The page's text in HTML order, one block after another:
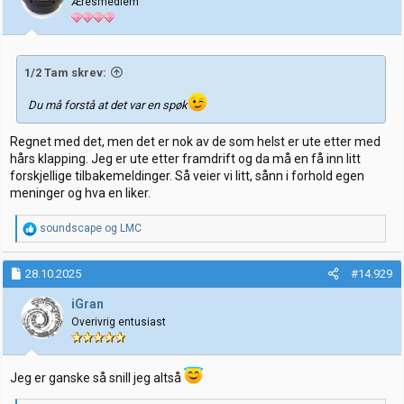
n
e
r
1/2 Tam skrev:
Du må forstå at det var en spøk
Regnet med det, men det er nok av de som helst er ute etter med
hårs klapping. Jeg er ute etter framdrift og da må en få inn litt
forskjellige tilbakemeldinger. Så veier vi litt, sånn i forhold egen
meninger og hva en liker.
R
e
a
k
j
o
n
e
r
soundscape og LMC
28.10.2025 #14.929
iGran
Overivrig entusiast
Jeg er ganske så snill jeg altså